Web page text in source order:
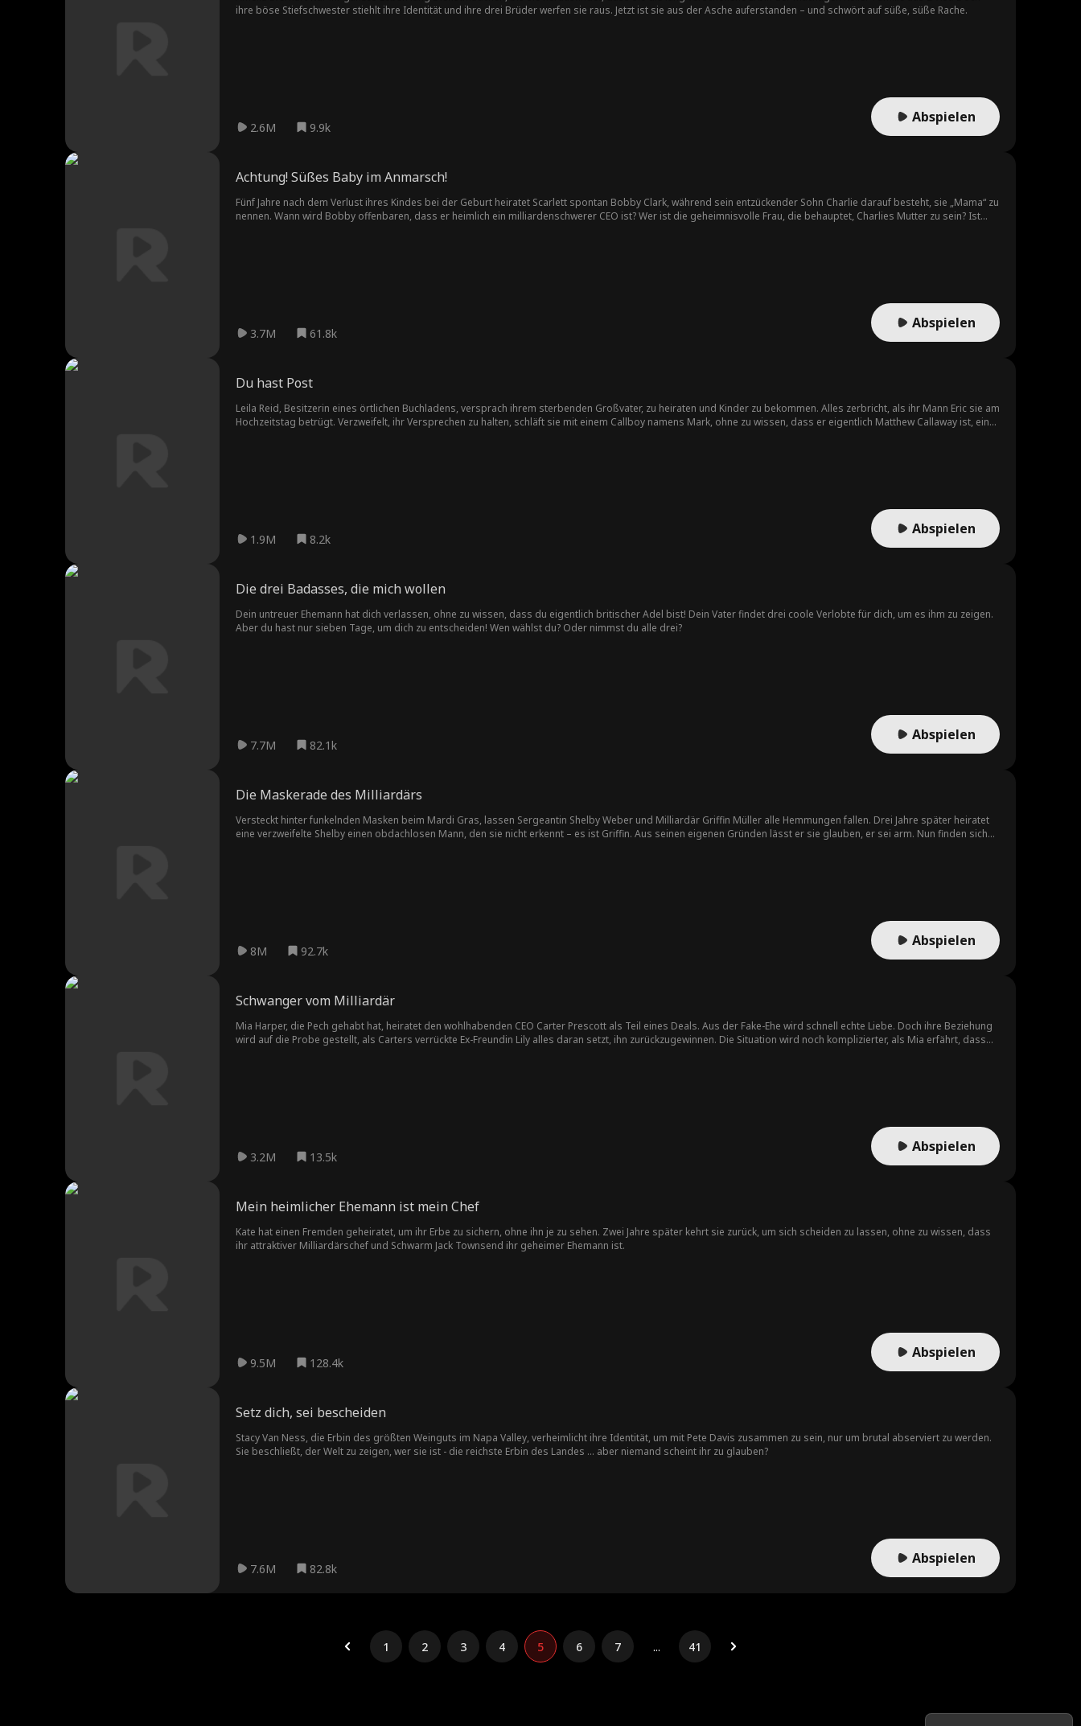
ihre böse Stiefschwester stiehlt ihre Identität und ihre drei Brüder werfen sie raus. Jetzt ist sie aus der Asche auferstanden – und schwört auf süße, süße Rache.
2.6M 9.9k
Abspielen
Achtung! Süßes Baby im Anmarsch!
Fünf Jahre nach dem Verlust ihres Kindes bei der Geburt heiratet Scarlett spontan Bobby Clark, während sein entzückender Sohn Charlie darauf besteht, sie „Mama“ zu
nennen. Wann wird Bobby offenbaren, dass er heimlich ein milliardenschwerer CEO ist? Wer ist die geheimnisvolle Frau, die behauptet, Charlies Mutter zu sein? Ist
3.7M 61.8k
Abspielen
Du hast Post
Leila Reid, Besitzerin eines örtlichen Buchladens, versprach ihrem sterbenden Großvater, zu heiraten und Kinder zu bekommen. Alles zerbricht, als ihr Mann Eric sie am
Hochzeitstag betrügt. Verzweifelt, ihr Versprechen zu halten, schläft sie mit einem Callboy namens Mark, ohne zu wissen, dass er eigentlich Matthew Callaway ist, ein
1.9M 8.2k
Abspielen
Die drei Badasses, die mich wollen
Dein untreuer Ehemann hat dich verlassen, ohne zu wissen, dass du eigentlich britischer Adel bist! Dein Vater findet drei coole Verlobte für dich, um es ihm zu zeigen.
Aber du hast nur sieben Tage, um dich zu entscheiden! Wen wählst du? Oder nimmst du alle drei?
7.7M 82.1k
Abspielen
Die Maskerade des Milliardärs
Versteckt hinter funkelnden Masken beim Mardi Gras, lassen Sergeantin Shelby Weber und Milliardär Griffin Müller alle Hemmungen fallen. Drei Jahre später heiratet
eine verzweifelte Shelby einen obdachlosen Mann, den sie nicht erkennt – es ist Griffin. Aus seinen eigenen Gründen lässt er sie glauben, er sei arm. Nun finden sich
8M 92.7k
Abspielen
Schwanger vom Milliardär
Mia Harper, die Pech gehabt hat, heiratet den wohlhabenden CEO Carter Prescott als Teil eines Deals. Aus der Fake-Ehe wird schnell echte Liebe. Doch ihre Beziehung
wird auf die Probe gestellt, als Carters verrückte Ex-Freundin Lily alles daran setzt, ihn zurückzugewinnen. Die Situation wird noch komplizierter, als Mia erfährt, dass
3.2M 13.5k
Abspielen
Mein heimlicher Ehemann ist mein Chef
Kate hat einen Fremden geheiratet, um ihr Erbe zu sichern, ohne ihn je zu sehen. Zwei Jahre später kehrt sie zurück, um sich scheiden zu lassen, ohne zu wissen, dass
ihr attraktiver Milliardärschef und Schwarm Jack Townsend ihr geheimer Ehemann ist.
9.5M 128.4k
Abspielen
Setz dich, sei bescheiden
Stacy Van Ness, die Erbin des größten Weinguts im Napa Valley, verheimlicht ihre Identität, um mit Pete Davis zusammen zu sein, nur um brutal abserviert zu werden.
Sie beschließt, der Welt zu zeigen, wer sie ist - die reichste Erbin des Landes ... aber niemand scheint ihr zu glauben?
7.6M 82.8k
Abspielen
1 2 3 4 5 6 7 ... 41